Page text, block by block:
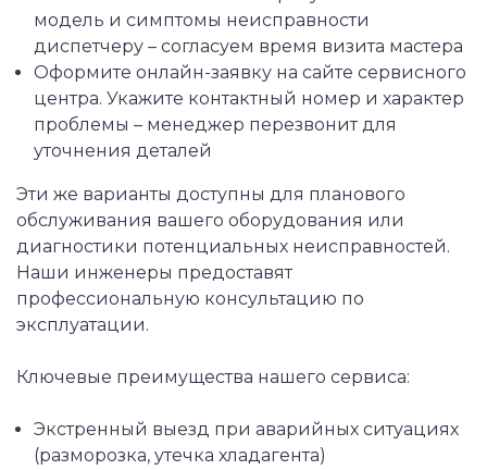
модель и симптомы неисправности
диспетчеру – согласуем время визита мастера
Оформите онлайн-заявку на сайте сервисного
центра. Укажите контактный номер и характер
проблемы – менеджер перезвонит для
уточнения деталей
Эти же варианты доступны для планового
обслуживания вашего оборудования или
диагностики потенциальных неисправностей.
Наши инженеры предоставят
профессиональную консультацию по
эксплуатации.
Ключевые преимущества нашего сервиса:
Экстренный выезд при аварийных ситуациях
(разморозка, утечка хладагента)